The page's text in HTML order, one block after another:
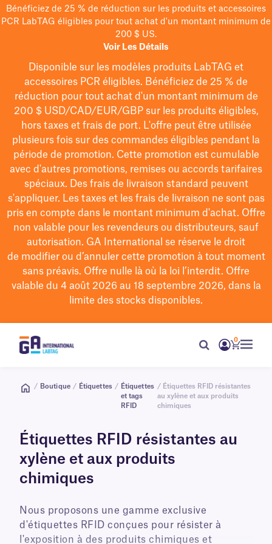
Bénéficiez de 25 % de réduction sur les produits et accessoires
PCR LabTAG éligibles pour tout achat d'un montant minimum de
200 $ US.
Voir Les Détails
Disponible sur les modèles produits LabTAG et
accessoires PCR éligibles. Bénéficiez de 25 % de
réduction pour tout achat d'un montant minimum de
200 $USD/CAD/EUR/GBPsur les produits éligibles,
hors taxes et frais de port. L'offre peut être utilisée
plusieurs fois sur des commandes éligibles pendant la
période de promotion. Cette promotion est cumulable
avec d'autres promotions, remises ou accords tarifaires
spéciaux. Des frais de livraison standard peuvent
s'appliquer. Les taxes et les frais de livraison ne sont pas
pris en compte dans le montant minimum d'achat. Offre
non valable pour les revendeurs ou distributeurs, sauf
autorisation. GA International se réserve le droit
de modifierou d’annuler cette promotion à tout moment
sans préavis. Offre nulle là où la loi l’interdit. Offre
valable du 4 août 2026 au 18 septembre 2026, dans la
limite des stocks disponibles.
0
/ Boutique / Étiquettes / Étiquettes
et tags
RFID
/ Étiquettes RFID résistantes
au xylène et aux produits
chimiques
Étiquettes RFID résistantes au
xylène et aux produits
chimiques
Nous proposons une gamme exclusive
d'étiquettes RFID conçues pour résister à
l'exposition à des produits chimiques et